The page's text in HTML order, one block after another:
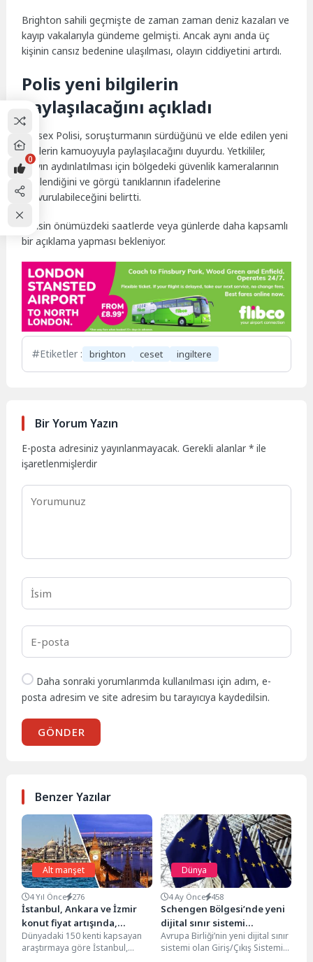
Brighton sahili geçmişte de zaman zaman deniz kazaları ve
kayıp vakalarıyla gündeme gelmişti. Ancak aynı anda üç
kişinin cansız bedenine ulaşılması, olayın ciddiyetini artırdı.
Polis yeni bilgilerin
paylaşılacağını açıkladı
Sussex Polisi, soruşturmanın sürdüğünü ve elde edilen yeni
bilgilerin kamuoyuyla paylaşılacağını duyurdu. Yetkililer,
olayın aydınlatılması için bölgedeki güvenlik kameralarının
incelendiğini ve görgü tanıklarının ifadelerine
başvurulabileceğini belirtti.
Polisin önümüzdeki saatlerde veya günlerde daha kapsamlı
bir açıklama yapması bekleniyor.
Etiketler : brighton ceset ingiltere
Bir Yorum Yazın
E-posta adresiniz yayınlanmayacak. Gerekli alanlar* ile
işaretlenmişlerdir
Daha sonraki yorumlarımda kullanılması için adım, e-
posta adresim ve site adresim bu tarayıcıya kaydedilsin.
GÖNDER
Benzer Yazılar
Alt manşet
4 Yıl Önce 276
İstanbul, Ankara ve İzmir
konut fiyat artışında,
Londra, Paris ve Berlin’i
solladı
Dünyadaki 150 kenti kapsayan
araştırmaya göre İstanbul,
Dünya
4 Ay Önce 458
Schengen Bölgesi’nde yeni
dijital sınır sistemi
yürürlüğe girdi!
Avrupa Birliği’nin yeni dijital sınır
sistemi olan Giriş/Çıkış Sistemi
0